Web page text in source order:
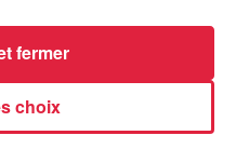
: Catherine
choix
fermer